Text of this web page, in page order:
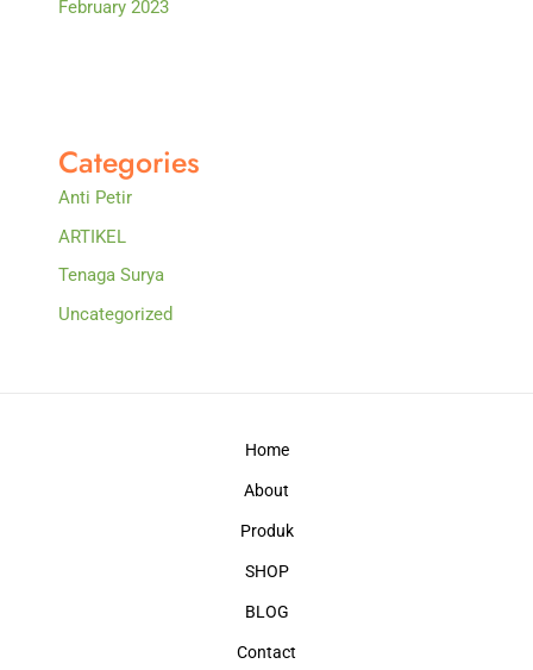
February 2023
Categories
Anti Petir
ARTIKEL
Tenaga Surya
Uncategorized
Home
About
Produk
SHOP
BLOG
Contact